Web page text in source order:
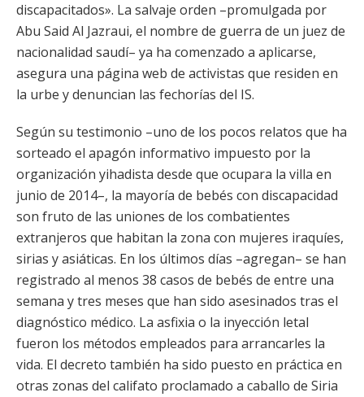
discapacitados». La salvaje orden –promulgada por
Abu Said Al Jazraui, el nombre de guerra de un juez de
nacionalidad saudí– ya ha comenzado a aplicarse,
asegura una página web de activistas que residen en
la urbe y denuncian las fechorías del IS.
Según su testimonio –uno de los pocos relatos que ha
sorteado el apagón informativo impuesto por la
organización yihadista desde que ocupara la villa en
junio de 2014–, la mayoría de bebés con discapacidad
son fruto de las uniones de los combatientes
extranjeros que habitan la zona con mujeres iraquíes,
sirias y asiáticas. En los últimos días –agregan– se han
registrado al menos 38 casos de bebés de entre una
semana y tres meses que han sido asesinados tras el
diagnóstico médico. La asfixia o la inyección letal
fueron los métodos empleados para arrancarles la
vida. El decreto también ha sido puesto en práctica en
otras zonas del califato proclamado a caballo de Siria